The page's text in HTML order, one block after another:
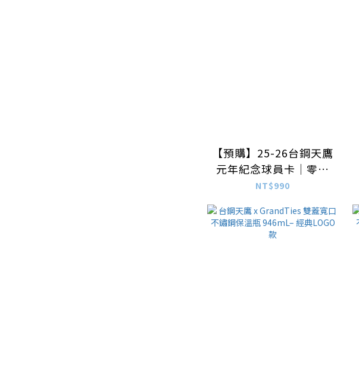
【預購】25-26台鋼天鷹
元年紀念球員卡｜零售
包
NT$990